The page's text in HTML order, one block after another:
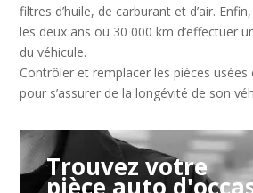
filtres d’huile, de carburant et d’air.
les deux ans ou 30 000 km d’effectuer
du véhicule.
Contrôler et remplacer les pièces
pour s’assurer de la longévité de son
Trouvez votre
pièce auto